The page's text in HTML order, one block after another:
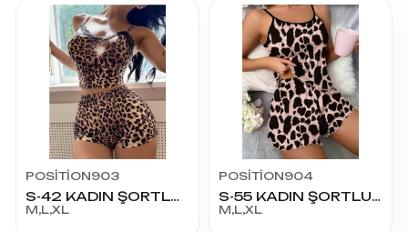
POSİTİON903
S-42 KADIN ŞORTLU TAKIM
M,L,XL
POSİTİON904
S-55 KADIN ŞORTLU TAKIM
M,L,XL